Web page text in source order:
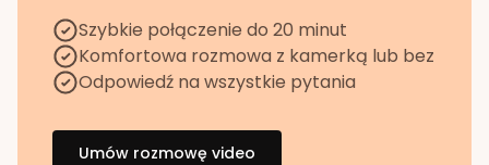
Szybkie połączenie do 20 minut
Komfortowa rozmowa z kamerką lub bez
Odpowiedź na wszystkie pytania
Umów rozmowę video